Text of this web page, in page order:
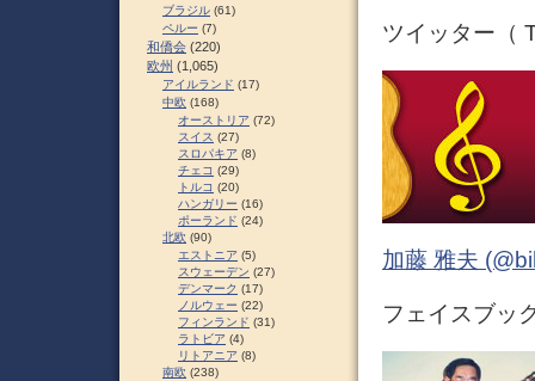
ツイッター（
加藤 雅夫
フェイスブッ
ブラジル (61)
ペルー (7)
和僑会 (220)
欧州 (1,065)
アイルランド (17)
中欧 (168)
オーストリア (72)
スイス (27)
スロパキア (8)
チェコ (29)
トルコ (20)
ハンガリー (16)
ポーランド (24)
北欧 (90)
エストニア (5)
スウェーデン (27)
デンマーク (17)
ノルウェー (22)
フィンランド (31)
ラトビア (4)
リトアニア (8)
南欧 (238)